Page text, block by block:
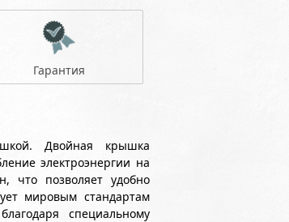
Гарантия
Двойная крышка
электроэнергии на
что позволяет удобно
мировым стандартам
специальному